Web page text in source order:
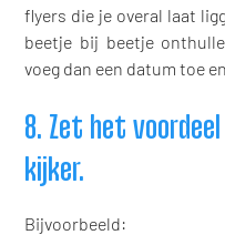
flyers die je overal laat
beetje bij beetje
voeg dan een datum toe
8. Zet het
kijker.
Bijvoorbeeld: